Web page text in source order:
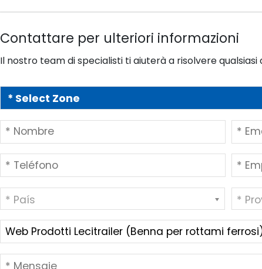
Contattare per ulteriori informazioni
Il nostro team di specialisti ti aiuterà a risolvere qualsiasi
* País *